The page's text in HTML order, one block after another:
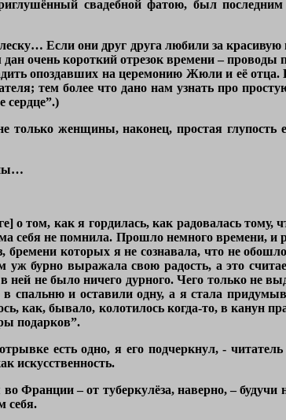
свадебной фатою, был последним
Если они друг друга любили за
очень короткий отрезок времени –
опоздавших на церемонию Жюли и её
тем более что дано нам узнать про
только женщины, наконец, простая глупость
том, как я гордилась, как радовалась тому,
себя не помнила. Прошло немного времени, и
которых я не сознавала, что не
уж бурно выражала свою радость, а это
не было ничего дурного. Чего только не
спальню и оставили одну, а я стала
как, бывало, колотилось когда-то, в канун
подарков”.
есть одно, я его подчеркнул, - читатель
искусственность.
Франции – от туберкулёза, наверно, –
себя.